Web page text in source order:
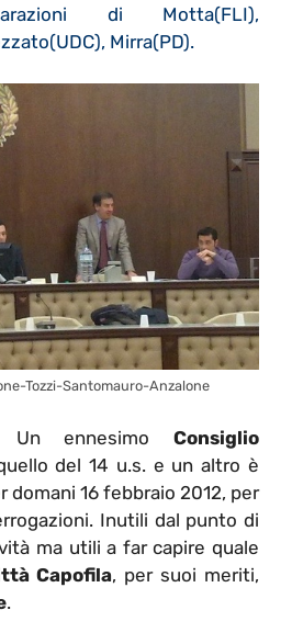
di Motta(FLI),
Mirra(PD).
Tozzi-Santomauro-Anzalone
ennesimo Consiglio
del 14 u.s. e un altro è
16 febbraio 2012, per
Inutili dal punto di
ma utili a far capire quale
Capofila, per suoi meriti,
.